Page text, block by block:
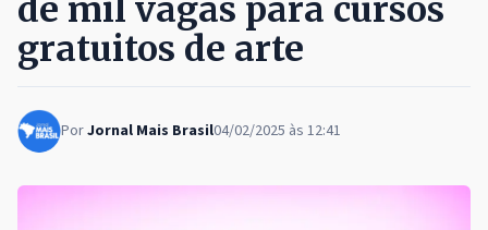
de mil vagas para cursos
gratuitos de arte
PorJornal Mais Brasil04/02/2025 às 12:41